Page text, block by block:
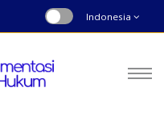
Indonesia